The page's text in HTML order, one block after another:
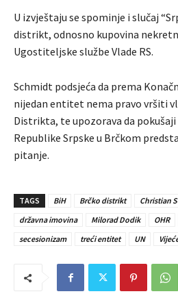
U izvještaju se spominje i slučaj
distrikt, odnosno kupovina
Ugostiteljske službe Vlade RS.
Schmidt podsjeća da prema
nijedan entitet nema pravo vršiti
Distrikta, te upozorava da
Republike Srpske u Brčkom
pitanje.
TAGS BiH Brčko distrikt Christian
državna imovina
Milorad Dodik OHR
secesionizam
treći entitet UN